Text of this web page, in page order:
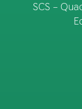
SCS –